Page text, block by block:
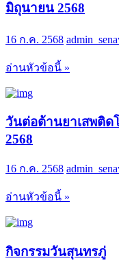
มิถุนายน 2568
16 ก.ค. 2568
อ่านหัวข้อนี้ »
วันต่อต้านยาเสพติด
2568
16 ก.ค. 2568
อ่านหัวข้อนี้ »
กิจกรรมวันสุนทรภู่